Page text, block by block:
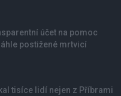
účet na pomoc
postižené mrtvicí
tisíce lidí nejen z Příbrami